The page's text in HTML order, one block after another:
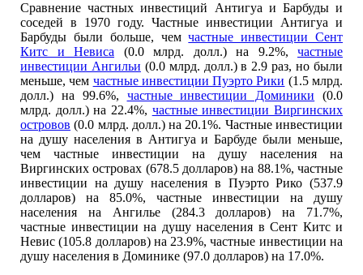
Сравнение частных инвестиций Антигуа и Барбуды и
соседей в 1970 году. Частные инвестиции Антигуа и
Барбуды были больше, чемчастные инвестиции Сент
Китс и Невиса (0.0 млрд. долл.) на 9.2%, частные
инвестиции Ангильи (0.0 млрд. долл.) в 2.9 раз, но были
меньше, чем частные инвестиции Пуэрто Рики (1.5 млрд.
долл.) на 99.6%, частные инвестиции Доминики (0.0
млрд. долл.) на 22.4%, частные инвестиции Виргинских
островов (0.0 млрд. долл.) на 20.1%. Частные инвестиции
на душу населения в Антигуа и Барбуде были меньше,
чем частные инвестиции на душу населения на
Виргинских островах (678.5 долларов) на 88.1%, частные
инвестиции на душу населения в Пуэрто Рико (537.9
долларов) на 85.0%, частные инвестиции на душу
населения на Ангилье (284.3 долларов) на 71.7%,
частные инвестиции на душу населения в Сент Китс и
Невис (105.8 долларов) на 23.9%, частные инвестиции на
душу населения в Доминике (97.0 долларов) на 17.0%.